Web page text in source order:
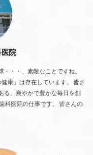
院
・・、素敵なことですね。
康」は存在しています。 皆さ
る、爽やかで豊かな毎日を創
科医院の仕事です。 皆さんの